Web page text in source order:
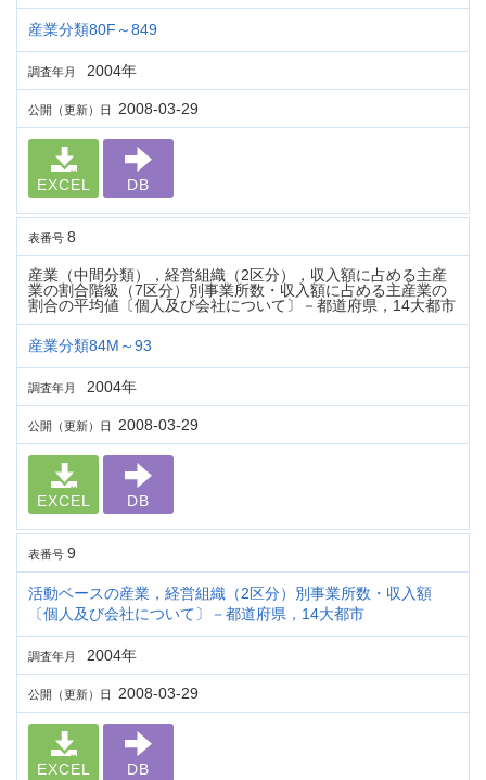
産業分類80F～849
調査年月 2004年
公開（更新）日 2008-03-29
EXCEL DB
表番号 8
産業（中間分類），経営組織（2区分），収入額に占める主産
業の割合階級（7区分）別事業所数・収入額に占める主産業の
割合の平均値〔個人及び会社について〕－都道府県，14大都市
産業分類84M～93
調査年月 2004年
公開（更新）日 2008-03-29
EXCEL DB
表番号 9
活動ベースの産業，経営組織（2区分）別事業所数・収入額
〔個人及び会社について〕－都道府県，14大都市
調査年月 2004年
公開（更新）日 2008-03-29
EXCEL DB